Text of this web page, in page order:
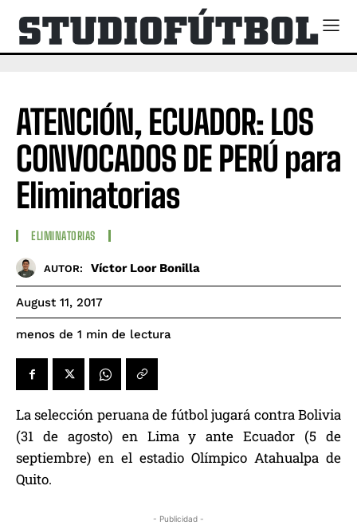
ATENCIÓN, ECUADOR: LOS
CONVOCADOS DE PERÚ para
Eliminatorias
ELIMINATORIAS
AUTOR: Víctor Loor Bonilla
August 11, 2017
menos de 1 min de lectura
La selección peruana de fútbol jugará contra Bolivia
(31 de agosto) en Lima y ante Ecuador (5 de
septiembre) en el estadio Olímpico Atahualpa de
Quito.
- Publicidad -